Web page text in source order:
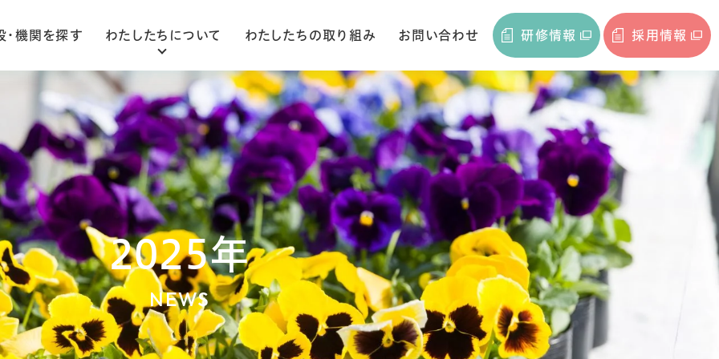
・機関を探す わたしたちについて
ごあいさつ
法人概要
組織図
わたしたちの取り組み お問い合わせ 研修情報 採用情報
2025年
NEWS